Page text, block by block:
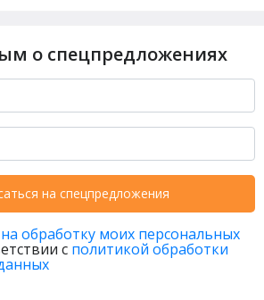
о спецпредложениях
на спецпредложения
на обработку моих персональных
с политикой обработки